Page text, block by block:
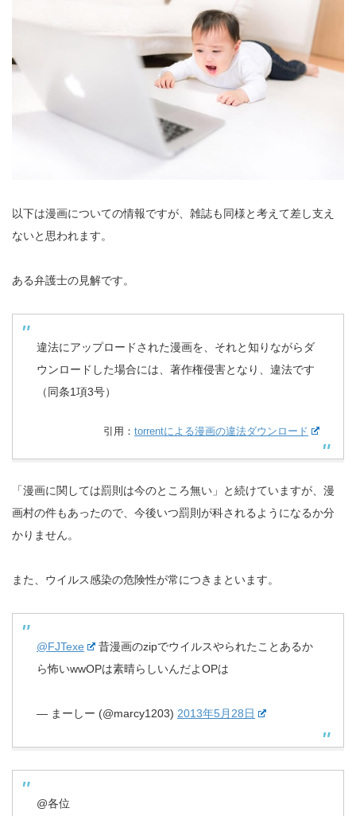
以下は漫画についての情報ですが、雑誌も同様と考えて差し支え
ないと思われます。
ある弁護士の見解です。
違法にアップロードされた漫画を、それと知りながらダ
ウンロードした場合には、著作権侵害となり、違法です
（同条1項3号）
引用：torrentによる漫画の違法ダウンロード
「漫画に関しては罰則は今のところ無い」と続けていますが、漫
画村の件もあったので、今後いつ罰則が科されるようになるか分
かりません。
また、ウイルス感染の危険性が常につきまといます。
@FJTexe
昔漫画のzipでウイルスやられたことあるか
ら怖いwwOPは素晴らしいんだよOPは
— まーしー (@marcy1203) 2013年5月28日
@各位